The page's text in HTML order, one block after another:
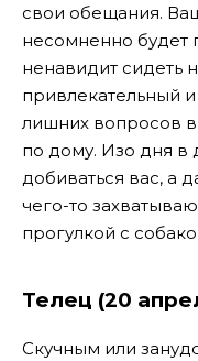
свои обещания.
несомненно будет
ненавидит сидеть
привлекательный
лишних вопросов
по дому. Изо дня в
добиваться вас, а
чего-то
прогулкой с
Телец (20
Скучным или